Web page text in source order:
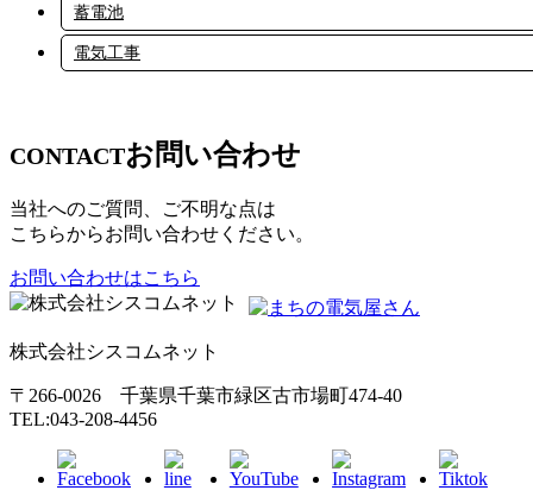
蓄電池
電気工事
CONTACTお問い合わせ
当社へのご質問、ご不明な点は
こちらからお問い合わせください。
お問い合わせはこちら
株式会社シスコムネット
〒266-0026 千葉県千葉市緑区古市場町474-40
TEL:043-208-4456